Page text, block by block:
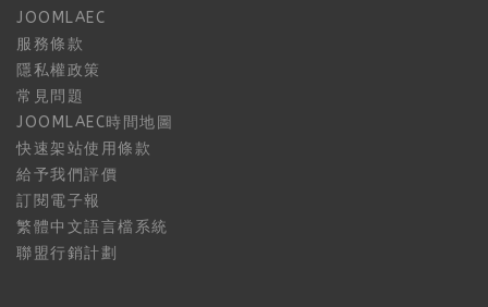
JOOMLAEC
服務條款
隱私權政策
常見問題
JOOMLAEC時間地圖
快速架站使用條款
給予我們評價
訂閱電子報
繁體中文語言檔系統
聯盟行銷計劃